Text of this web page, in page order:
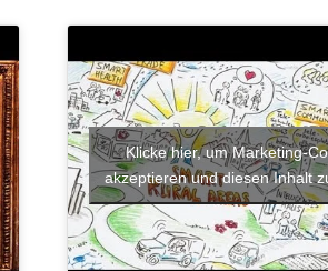
Klicke hier, um Marketing-
akzeptieren und diesen Inhalt